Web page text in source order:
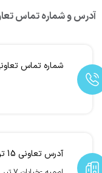
آدرس و شماره تماس تعاونی 15 ترابر بی تا
شماره تماس تعاونی 15 ترابر بی تا
آدرس تعاونی 15 ترابر بی تا ارومیه